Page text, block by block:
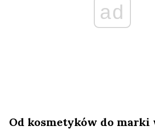
ad
Od kosmetyków do marki